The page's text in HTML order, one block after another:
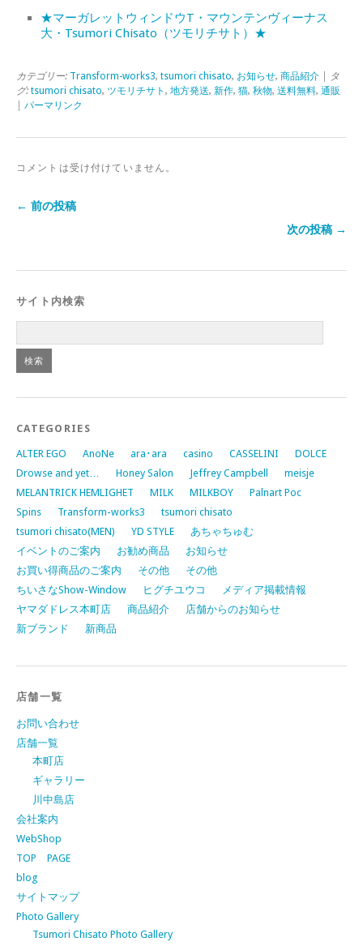
★マーガレットウィンドウT・マウンテンヴィーナス
大・Tsumori Chisato（ツモリチサト）★
カテゴリー: Transform-works3, tsumori chisato, お知らせ, 商品紹介 | タ
グ: tsumori chisato, ツモリチサト , 地方発送, 新作, 猫, 秋物, 送料無料, 通販
パーマリンク
コメントは受け付けていません。
← 前の投稿
次の投稿 →
サイト内検索
CATEGORIES
ALTER EGO AnoNe ara･ara casino CASSELINI
DOLCE
Drowse and yet…
Honey Salon Jeffrey Campbell
meisje
MELANTRICK HEMLIGHET
MILK MILKBOY
Palnart Poc
Spins
Transform-works3
tsumori chisato
tsumori chisato(MEN)
YD STYLE
あちゃちゅむ
イベントのご案内
お勧め商品
お知らせ
お買い得商品のご案内
その他
その他
ちいさなShow-Window
ヒグチユウコ
メディア掲載情報
ヤマダドレス本町店
商品紹介
店舗からのお知らせ
新ブランド
新商品
店舗一覧
お問い合わせ
店舗一覧
本町店
ギャラリー
川中島店
会社案内
WebShop
TOP PAGE
blog
サイトマップ
Photo Gallery
Tsumori Chisato Photo Gallery